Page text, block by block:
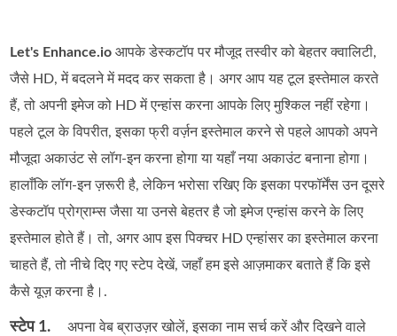
Let's Enhance.io आपके डेस्कटॉप पर मौजूद तस्वीर को बेहतर क्वालिटी,
जैसे HD, में बदलने में मदद कर सकता है। अगर आप यह टूल इस्तेमाल करते
हैं, तो अपनी इमेज को HD में एन्हांस करना आपके लिए मुश्किल नहीं रहेगा।
पहले टूल के विपरीत, इसका फ्री वर्ज़न इस्तेमाल करने से पहले आपको अपने
मौजूदा अकाउंट से लॉग‑इन करना होगा या यहाँ नया अकाउंट बनाना होगा।
हालाँकि लॉग‑इन ज़रूरी है, लेकिन भरोसा रखिए कि इसका परफॉर्मेंस उन दूसरे
डेस्कटॉप प्रोग्राम्स जैसा या उनसे बेहतर है जो इमेज एन्हांस करने के लिए
इस्तेमाल होते हैं। तो, अगर आप इस पिक्चर HD एन्हांसर का इस्तेमाल करना
चाहते हैं, तो नीचे दिए गए स्टेप देखें, जहाँ हम इसे आज़माकर बताते हैं कि इसे
कैसे यूज़ करना है।.
स्टेप 1.
अपना वेब ब्राउज़र खोलें, इसका नाम सर्च करें और दिखने वाले